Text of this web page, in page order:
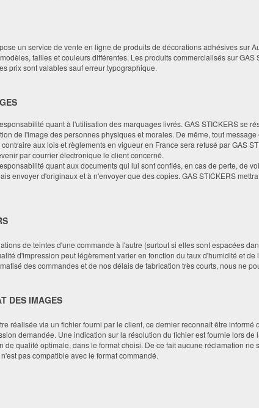
un service de vente en ligne de produits de décorations adhésives
tailles et couleurs différentes. Les produits commercialisés sur
prix sont valables sauf erreur typographique.
quant à l'utilisation des marquages livrés. GAS STICKERS se
de l'image des personnes physiques et morales. De même, tout
aux lois et règlements en vigueur en France sera refusé par GAS
par courrier électronique le client concerné.
quant aux documents qui lui sont confiés, en cas de perte, de
envoyer d'originaux et à n'envoyer que des copies. GAS STICKERS
de teintes d'une commande à l'autre (surtout si elles sont espacées
d'impression peut légèrement varier en fonction du taux d'humidité et
des commandes et de nos délais de fabrication très courts, nous ne
DES IMAGES
réalisée via un fichier fourni par le client, ce dernier reconnaît être
demandée. Une indication sur la résolution du fichier est fournie lors
de qualité optimale, dans le format choisi. De ce fait aucune réclamation
pas compatible avec le format commandé.